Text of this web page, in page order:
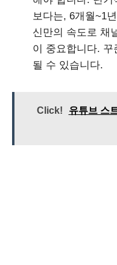
보다는, 6개월~1
신만의 속도로 채
이 중요합니다.
될 수 있습니다.
Click!
유튜브 스